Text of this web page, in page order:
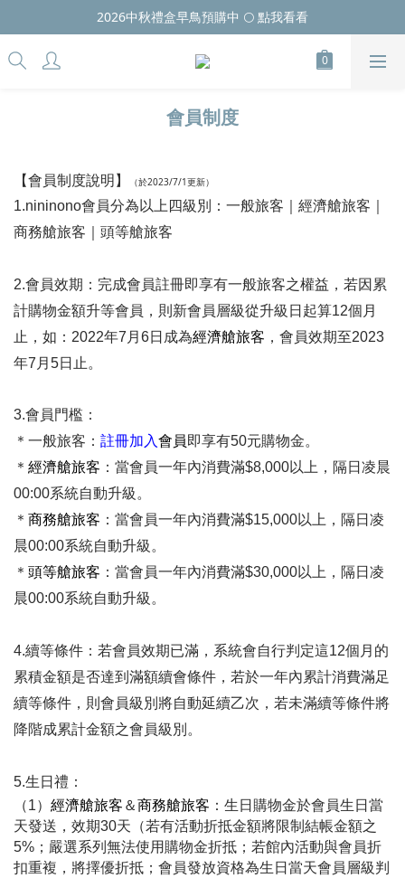
2026中秋禮盒早鳥預購中 🌕 點我看看
會員制度
【會員制度說明】 （於2023/7/1更新）
1.nininono會員分為以上四級別：一般旅客｜經濟艙旅客｜
商務艙旅客｜頭等艙旅客
2.會員效期：完成會員註冊即享有一般旅客之權益，若因累
計購物金額升等會員，則新會員層級從升級日起算12個月
止，如：2022年7月6日成為經濟艙旅客 ，會員效期至2023
年7月5日止。
3.會員門檻：
＊ 一般旅客 ： 註冊加入會員 即享有50元購物金。
＊ 經濟艙旅客 ：當會員一年內消費滿$8,000以上，隔日凌晨
00:00系統自動升級。
＊ 商務艙旅客 ：當會員一年內消費滿$15,000以上，隔日凌
晨00:00系統自動升級。
＊ 頭等艙旅客 ：當會員一年內消費滿$30,000以上，隔日凌
晨00:00系統自動升級。
4.續等條件：若會員效期已滿，系統會自行判定這12個月的
累積金額是否達到滿額續會條件，若於一年內累計消費滿足
續等條件，則會員級別將自動延續乙次，若未滿續等條件將
降階成累計金額之會員級別。
5.生日禮：
（1） 經濟艙旅客 ＆商務艙旅客 ：生日購物金於會員生日當
天發送，效期30天（若有活動折抵金額將限制結帳金額之
5%；嚴選系列無法使用購物金折抵；若館內活動與會員折
扣重複，將擇優折抵；會員發放資格為生日當天會員層級判